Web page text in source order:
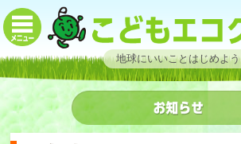
地球にいいことはじめよう